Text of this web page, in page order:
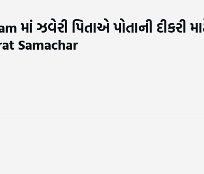
માં ઝવેરી પિતાએ પોતાની દીકરી
Samachar